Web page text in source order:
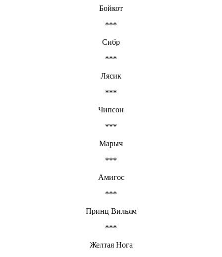
Бойкот
***
Сибр
***
Лясик
***
Чипсон
***
Марыч
***
Амигос
***
Принц Вильям
***
Желтая Нога